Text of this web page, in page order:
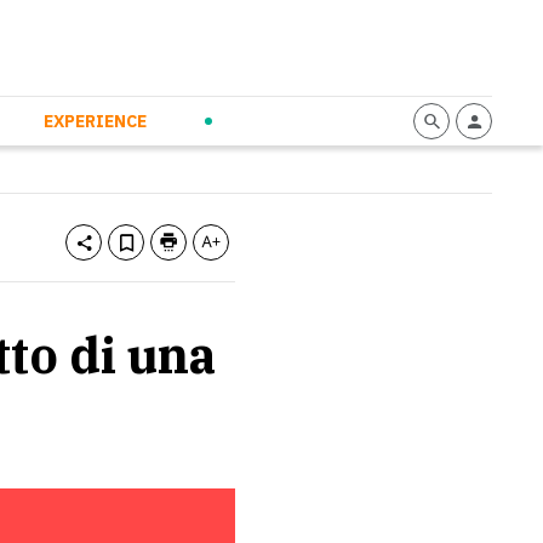
EXPERIENCE
di una